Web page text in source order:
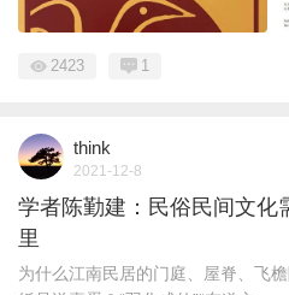
2423 1
think
2021-12-8
学者陈勤建：民俗民间文化
里
为什么江南民居的门庭、屋脊、飞